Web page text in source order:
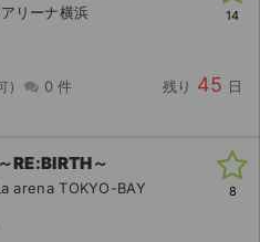
リーナ横浜
0 件 残り 45 日
14
RE:BIRTH～
arena TOKYO-BAY 8